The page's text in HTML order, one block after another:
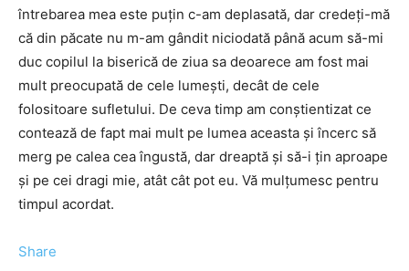
întrebarea mea este puţin c-am deplasată, dar credeţi-mă
că din păcate nu m-am gândit niciodată până acum să-mi
duc copilul la biserică de ziua sa deoarece am fost mai
mult preocupată de cele lumeşti, decât de cele
folositoare sufletului. De ceva timp am conştientizat ce
contează de fapt mai mult pe lumea aceasta şi încerc să
merg pe calea cea îngustă, dar dreaptă şi să-i ţin aproape
şi pe cei dragi mie, atât cât pot eu. Vă mulţumesc pentru
timpul acordat.
Share